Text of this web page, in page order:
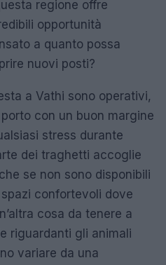
regione offre
opportunità
a quanto possa
nuovi posti?
a Vathi sono operativi,
con un buon margine
stress durante
dei traghetti accoglie
se non sono disponibili
confortevoli dove
cosa da tenere a
riguardanti gli animali
variare da una